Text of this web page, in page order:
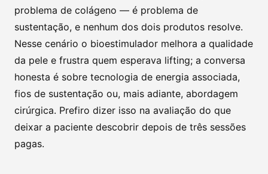
problema de colágeno — é problema de
sustentação, e nenhum dos dois produtos resolve.
Nesse cenário o bioestimulador melhora a qualidade
da pele e frustra quem esperava lifting; a conversa
honesta é sobre tecnologia de energia associada,
fios de sustentação ou, mais adiante, abordagem
cirúrgica. Prefiro dizer isso na avaliação do que
deixar a paciente descobrir depois de três sessões
pagas.